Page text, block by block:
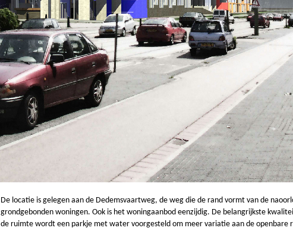
De locatie is gelegen aan de Dedemsvaartweg, de weg die de rand vormt van de
grondgebonden woningen. Ook is het woningaanbod eenzijdig. De belangrijkste
de ruimte wordt een parkje met water voorgesteld om meer variatie aan de